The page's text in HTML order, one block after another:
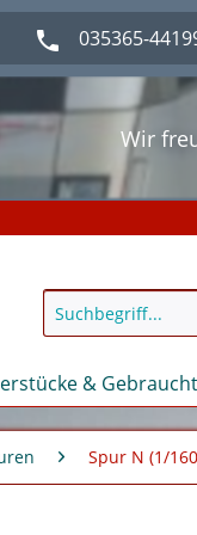
035365-
Wir
Wir
Herzlich
&
Spur N (1/